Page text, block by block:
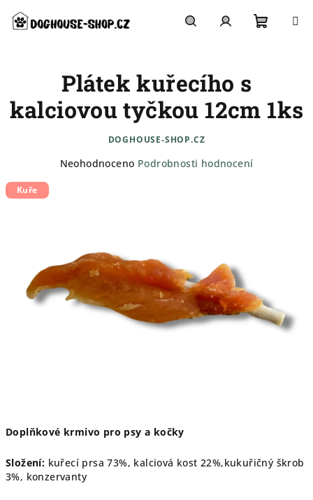
obsah
Doplňkové krmivo pro psy a kočky
Složení: kuřecí prsa 73%, kalciová kost 22%,kukuřičný škrob
3%, konzervanty
Plátek kuřecího s
kalciovou tyčkou 12cm 1ks
DOGHOUSE-SHOP.CZ
Průměrné
hvězdiček.
Neohodnoceno Podrobnosti hodnocení
Kuře